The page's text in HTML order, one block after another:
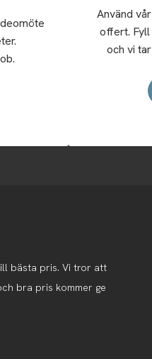
Använd
offert.
och vi
bästa pris. Vi tror att
bra pris kommer ge